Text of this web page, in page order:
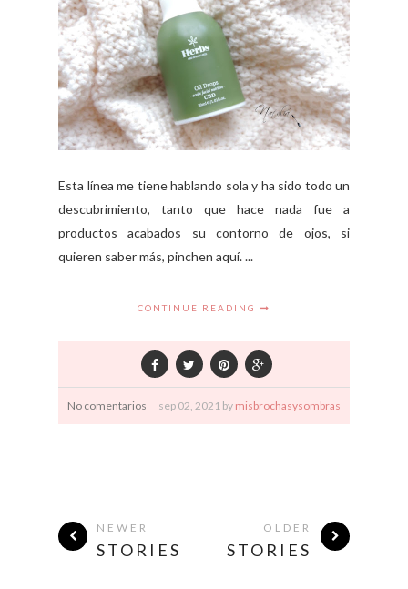
Esta línea me tiene hablando sola y ha sido todo un
descubrimiento, tanto que hace nada fue a
productos acabados su contorno de ojos, si
quieren saber más, pinchen aquí. ...
CONTINUE READING
No comentarios sep 02, 2021 by misbrochasysombras
NEWER
STORIES
OLDER
STORIES